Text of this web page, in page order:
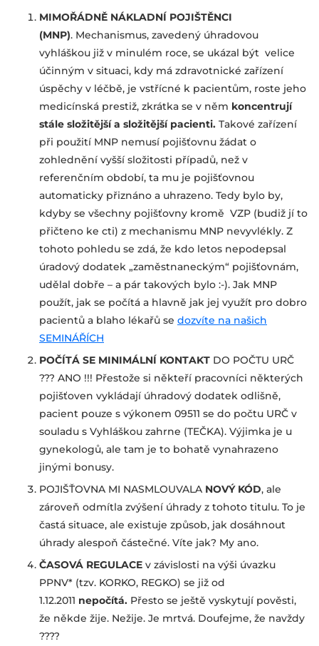
MIMOŘÁDNĚ NÁKLADNÍ POJIŠTĚNCI
(MNP). Mechanismus, zavedený úhradovou
vyhláškou již v minulém roce, se ukázal být velice
účinným v situaci, kdy má zdravotnické zařízení
úspěchy v léčbě, je vstřícné k pacientům, roste jeho
medicínská prestiž, zkrátka se v něm koncentrují
stále složitější a složitější pacienti. Takové zařízení
při použití MNP nemusí pojišťovnu žádat o
zohlednění vyšší složitosti případů, než v
referenčním období, ta mu je pojišťovnou
automaticky přiznáno a uhrazeno. Tedy bylo by,
kdyby se všechny pojišťovny kromě VZP (budiž jí to
přičteno ke cti) z mechanismu MNP nevyvlékly. Z
tohoto pohledu se zdá, že kdo letos nepodepsal
úradový dodatek „zaměstnaneckým“ pojišťovnám,
udělal dobře – a pár takových bylo :-). Jak MNP
použít, jak se počítá a hlavně jak jej využít pro dobro
pacientů a blaho lékařů se dozvíte na našich
SEMINÁŘÍCH
POČÍTÁ SE MINIMÁLNÍ KONTAKT DO POČTU URČ
??? ANO !!! Přestože si někteří pracovníci některých
pojišťoven vykládají úhradový dodatek odlišně,
pacient pouze s výkonem 09511 se do počtu URČ v
souladu s Vyhláškou zahrne (TEČKA). Výjimka je u
gynekologů, ale tam je to bohatě vynahrazeno
jinými bonusy.
POJIŠŤOVNA MI NASMLOUVALA NOVÝ KÓD, ale
zároveň odmítla zvýšení úhrady z tohoto titulu. To je
častá situace, ale existuje způsob, jak dosáhnout
úhrady alespoň částečné. Víte jak? My ano.
ČASOVÁ REGULACE v závislosti na výši úvazku
PPNV* (tzv. KORKO, REGKO) se již od
1.12.2011 nepočítá. Přesto se ještě vyskytují pověsti,
že někde žije. Nežije. Je mrtvá. Doufejme, že navždy
????